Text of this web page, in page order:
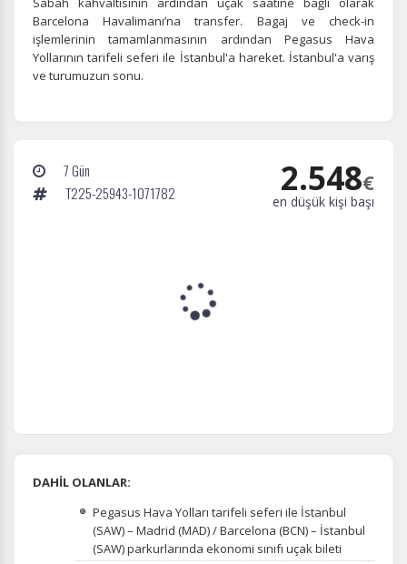
Barcelona Havalimanı’na transfer. Bagaj ve check-in
işlemlerinin tamamlanmasının ardından Pegasus Hava
Yollarının tarifeli seferi ile İstanbul'a hareket. İstanbul'a varış
ve turumuzun sonu.
7 Gün
T225-25943-1071782
2.548€
en düşük kişi başı
DAHİL OLANLAR:
Pegasus Hava Yolları tarifeli seferi ile İstanbul
(SAW) – Madrid (MAD) / Barcelona (BCN) – İstanbul
(SAW) parkurlarında ekonomi sınıfı uçak bileti